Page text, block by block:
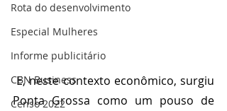
Rota do desenvolvimento
Especial Mulheres
Informe publicitário
CBN Business
Censo 2022
E, neste contexto econômico, surgiu
Ponta Grossa como um pouso de